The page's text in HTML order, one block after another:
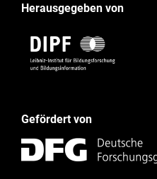
Herausgegeben von
Gefördert von